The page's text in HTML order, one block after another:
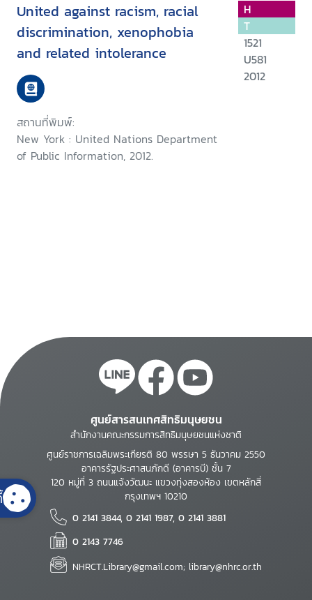
United against racism, racial
discrimination, xenophobia
and related intolerance
สถานที่พิมพ์:
New York : United Nations Department
of Public Information, 2012.
H
T
1521
U581
2012
ศูนย์สารสนเทศสิทธิมนุษยชน
สำนักงานคณะกรรมการสิทธิมนุษยชนแห่งชาติ
ศูนย์ราชการเฉลิมพระเกียรติ 80 พรรษา 5 ธันวาคม 2550
อาคารรัฐประศาสนภักดี (อาคารบี) ชั้น 7
120 หมู่ที่ 3 ถนนแจ้งวัฒนะ แขวงทุ่งสองห้อง เขตหลักสี่
กรุงเทพฯ 10210
0 2141 3844, 0 2141 1987, 0 2141 3881
0 2143 7746
NHRCT.Library@gmail.com; library@nhrc.or.th